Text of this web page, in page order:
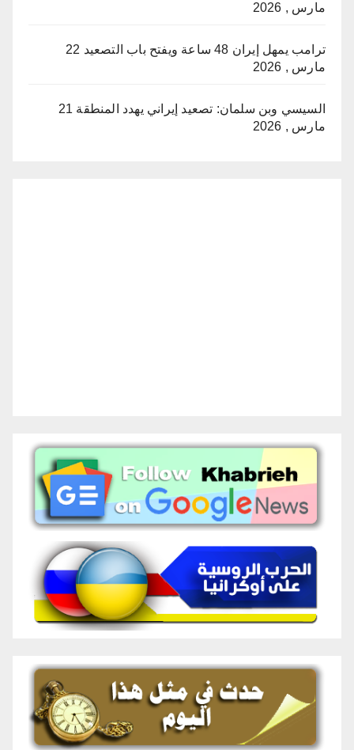
مارس , 2026
ترامب يمهل إيران 48 ساعة ويفتح باب التصعيد
22
مارس , 2026
السيسي وبن سلمان: تصعيد إيراني يهدد المنطقة 21
مارس , 2026